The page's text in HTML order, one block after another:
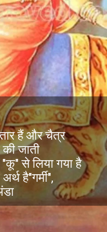
हैं और चैत्र
जाती
से लिया गया है
है"गर्मी",